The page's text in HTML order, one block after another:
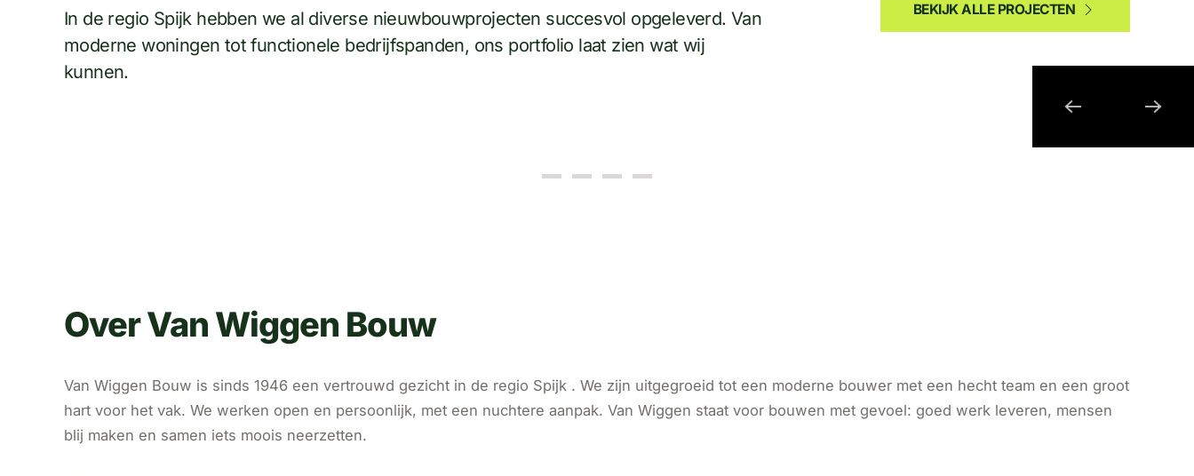
In de regio Spijk hebben we al diverse nieuwbouwprojecten succesvol opgeleverd. Van
moderne woningen tot functionele bedrijfspanden, ons portfolio laat zien wat wij
kunnen.
BEKIJK ALLE PROJECTEN
Vrijstaande schuurwoning in Lopikerkapel
Over Van Wiggen Bouw
Van Wiggen Bouw is sinds 1946 een vertrouwd gezicht in de regio Spijk . We zijn uitgegroeid tot een moderne bouwer met een hecht team en een groot
hart voor het vak. We werken open en persoonlijk, met een nuchtere aanpak. Van Wiggen staat voor bouwen met gevoel: goed werk leveren, mensen
blij maken en samen iets moois neerzetten.